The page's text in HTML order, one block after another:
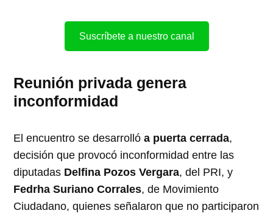
Suscríbete a nuestro canal
Reunión privada genera
inconformidad
El encuentro se desarrollóa puerta cerrada,
decisión que provocó inconformidad entre las
diputadas Delfina Pozos Vergara, del PRI, y
Fedrha Suriano Corrales, de Movimiento
Ciudadano, quienes señalaron que no participaron